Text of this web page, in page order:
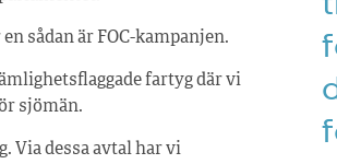
sådan är FOC-kampanjen.
fartyg där vi
sjömän.
Via dessa avtal har vi